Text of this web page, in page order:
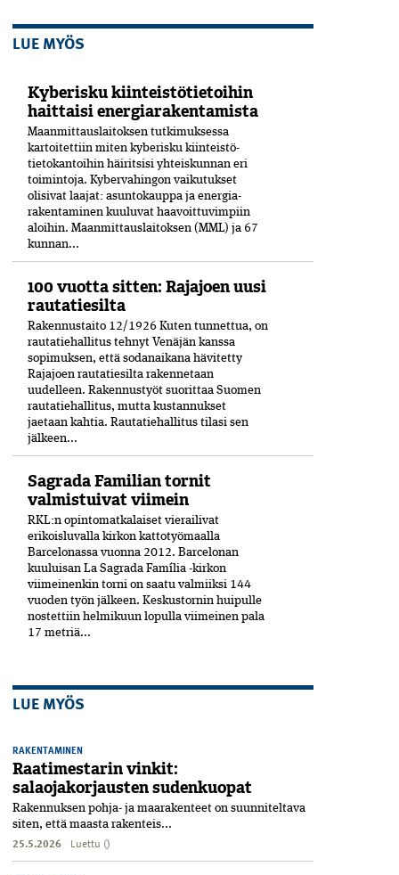
LUE MYÖS
Kyberisku kiinteistötietoihin
haittaisi energiarakentamista
Maanmittauslaitoksen tutkimuksessa
kartoitettiin miten kyberisku kiinteistö­
tietokantoihin häiritsisi yhteiskunnan eri
toimintoja. Kyber­vahingon vaikutukset
olisivat laajat: asuntokauppa ja energia­
rakentaminen kuuluvat haavoittuvimpiin
aloihin. Maanmittauslaitoksen (MML) ja 67
kunnan...
100 vuotta sitten: Rajajoen uusi
rautatiesilta
Rakennustaito 12/1926 Kuten tunnettua, on
rautatiehallitus tehnyt Venäjän kanssa
sopimuksen, että sodanaikana hävitetty
Rajajoen rautatiesilta rakennetaan
uudelleen. Rakennustyöt suorittaa Suomen
rautatiehallitus, mutta kustannukset
jaetaan kahtia. Rautatiehallitus tilasi sen
jälkeen...
Sagrada Familian tornit
valmistuivat viimein
RKL:n opintomatkalaiset vierailivat
erikoisluvalla kirkon kattotyömaalla
Barcelonassa vuonna 2012. Barcelonan
kuuluisan La Sagrada Família -kirkon
viimeinenkin torni on saatu valmiiksi­ 144
vuoden työn jälkeen. Keskustornin huipulle
nostettiin helmikuun lopulla viimeinen pala
17 metriä...
LUE MYÖS
RAKENTAMINEN
Raatimestarin vinkit:
salaojakorjausten sudenkuopat
Rakennuksen pohja- ja maarakenteet on suunniteltava
siten, että maasta rakenteis...
25.5.2026 Luettu ()